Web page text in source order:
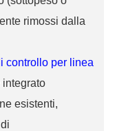
rimossi dalla
controllo per linea
integrato
esistenti,